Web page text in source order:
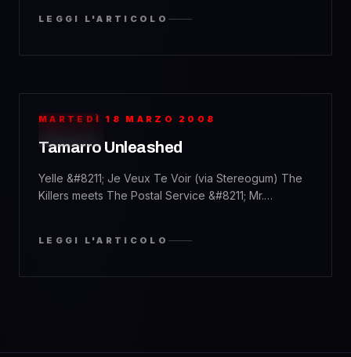
anche quello che apre il mese settembrino. In parole
non è ancora [&hellip;]
LEGGI L'ARTICOLO
MARTEDÌ 18 MARZO 2008
Tamarro Unleashed
Yelle &#8211; Je Veux Te Voir (via Stereogum) The
Killers meets The Postal Service &#8211; Mr.
LEGGI L'ARTICOLO